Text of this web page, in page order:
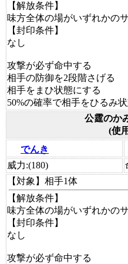
【解放条件】
味方全体の場がいずれかの
【封印条件】
なし
攻撃が必ず命中する
相手の防御を2段階さげる
相手をまひ状態にする
50%の確率で相手をひるみ
公霆のか
(使
でんき
威力:(180)
【対象】 相手1体
【解放条件】
味方全体の場がいずれかの
【封印条件】
なし
攻撃が必ず命中する